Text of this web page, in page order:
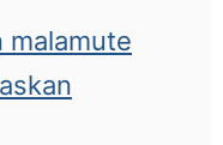
malamute